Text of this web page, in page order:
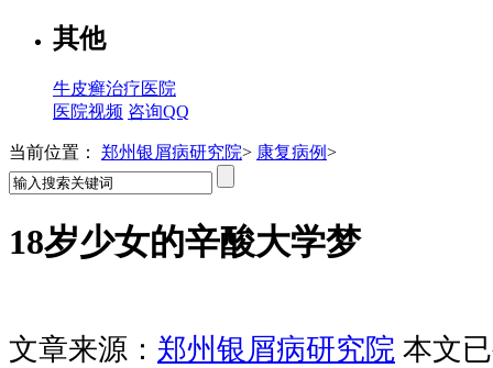
其他
牛皮癣治疗医院
医院视频 咨询QQ
当前位置： 郑州银屑病研究院> 康复病例>
18岁少女的辛酸大学梦
文章来源： 郑州银屑病研究院 本文